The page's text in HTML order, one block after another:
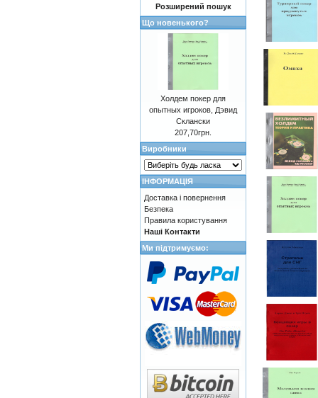
Розширений пошук
Що новенького?
Холдем покер для
опытных игроков, Дэвид
Склански
207,70грн.
Виробники
ІНФОРМАЦІЯ
Доставка і повернення
Безпека
Правила користування
Наші Контакти
Ми підтримуємо: